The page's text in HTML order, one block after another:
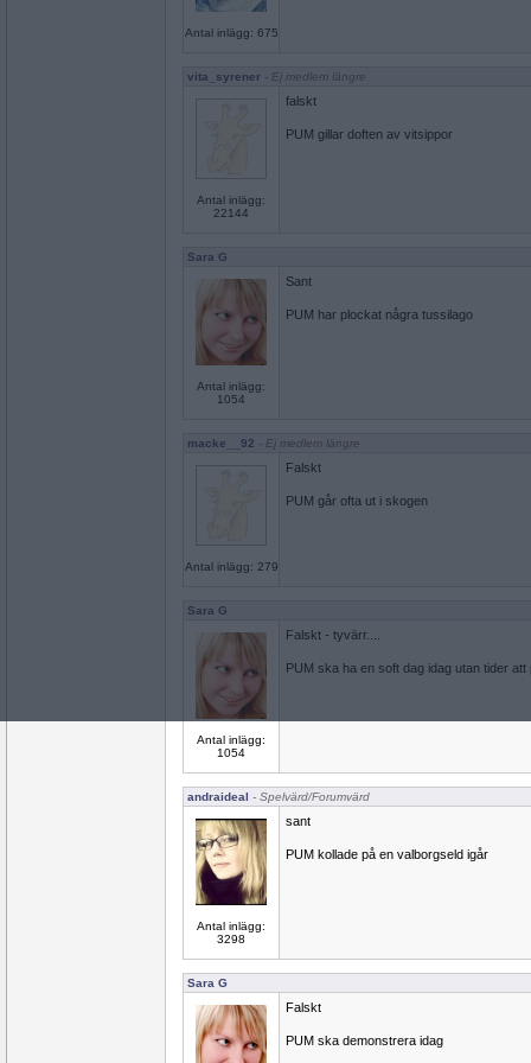
Antal inlägg: 675
vita_syrener - Ej medlem längre
Antal inlägg:
22144
falskt
PUM gillar doften av vitsippor
Sara G
Antal inlägg:
1054
Sant
PUM har plockat några tussilago
macke__92 - Ej medlem längre
Antal inlägg: 279
Falskt
PUM går ofta ut i skogen
Sara G
Antal inlägg:
1054
Falskt - tyvärr....
PUM ska ha en soft dag idag utan tider att
andraideal - Spelvärd/Forumvärd
Antal inlägg:
3298
sant
PUM kollade på en valborgseld igår
Sara G
Falskt
PUM ska demonstrera idag